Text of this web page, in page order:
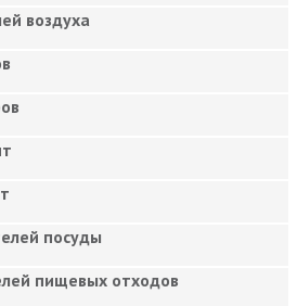
воздуха
посуды
пищевых отходов